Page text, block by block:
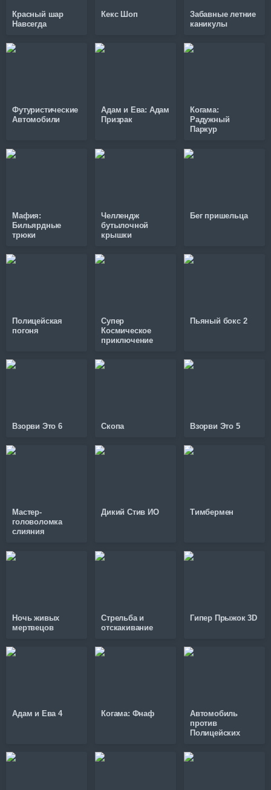
Красный шар
Навсегда
Кекс Шоп
Забавные летние
каникулы
Футуристические
Автомобили
Адам и Ева: Адам
Призрак
Когама:
Радужный
Паркур
Мафия:
Бильярдные
трюки
Челлендж
бутылочной
крышки
Бег пришельца
Полицейская
погоня
Супер
Космическое
приключение
Пьяный бокс 2
Взорви Это 6 Скопа Взорви Это 5
Мастер-
головоломка
слияния
Дикий Стив ИО Тимбермен
Ночь живых
мертвецов
Стрельба и
отскакивание
Гипер Прыжок 3D
Адам и Ева 4 Когама: Фнаф
Автомобиль
против
Полицейских